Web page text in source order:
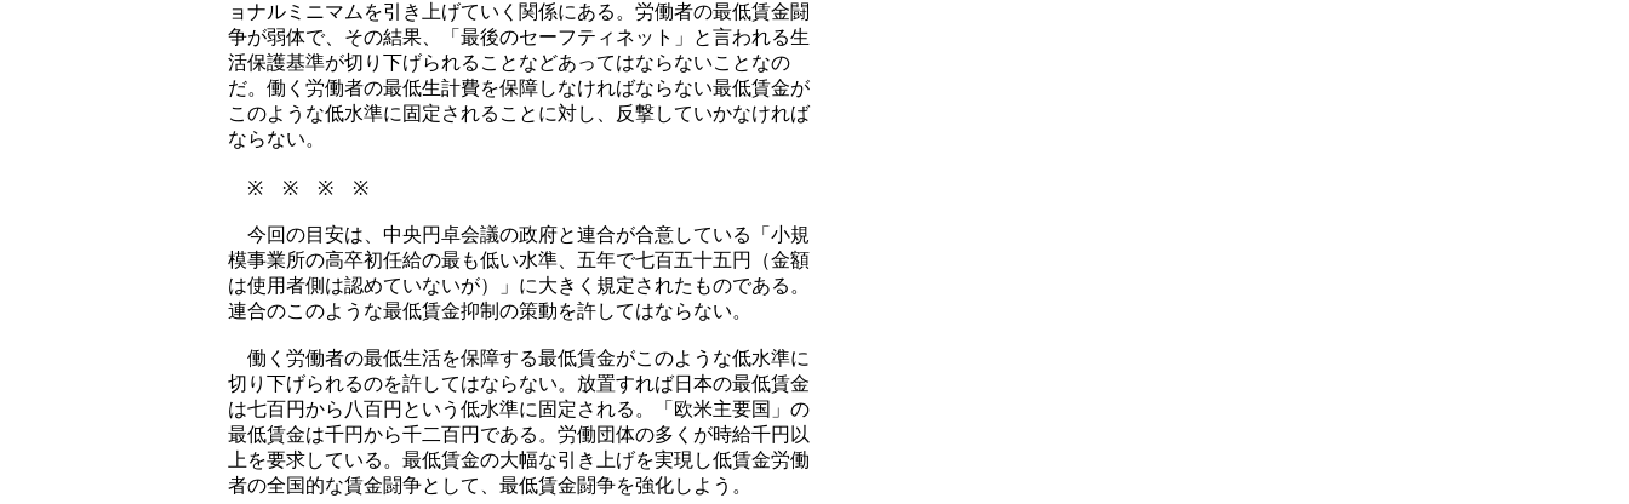
ョナルミニマムを引き上げていく関係にある。労働者の最低賃金闘
争が弱体で、その結果、「最後のセーフティネット」と言われる生
活保護基準が切り下げられることなどあってはならないことなの
だ。働く労働者の最低生計費を保障しなければならない最低賃金が
このような低水準に固定されることに対し、反撃していかなければ
ならない。
※ ※ ※ ※
今回の目安は、中央円卓会議の政府と連合が合意している「小規
模事業所の高卒初任給の最も低い水準、五年で七百五十五円（金額
は使用者側は認めていないが）」に大きく規定されたものである。
連合のこのような最低賃金抑制の策動を許してはならない。
働く労働者の最低生活を保障する最低賃金がこのような低水準に
切り下げられるのを許してはならない。放置すれば日本の最低賃金
は七百円から八百円という低水準に固定される。「欧米主要国」の
最低賃金は千円から千二百円である。労働団体の多くが時給千円以
上を要求している。最低賃金の大幅な引き上げを実現し低賃金労働
者の全国的な賃金闘争として、最低賃金闘争を強化しよう。